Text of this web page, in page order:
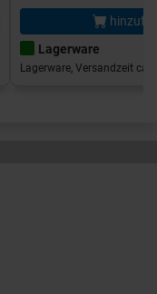
Lagerware
Lagerware, Versandzeit ca.